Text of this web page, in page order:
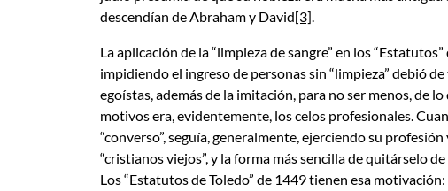
descendían de Abraham y David[3].
La aplicación de la “limpieza de sangre” en los
impidiendo el ingreso de personas sin “limpieza” debió
egoístas, además de la imitación, para no ser menos, de
motivos era, evidentemente, los celos profesionales.
“converso”, seguía, generalmente, ejerciendo su
“cristianos viejos”, y la forma más sencilla de quitárselo
Los “Estatutos de Toledo” de 1449 tienen esa motivación: